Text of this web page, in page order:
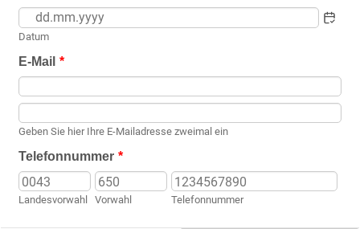
Datum
E-Mail *
Confirmation Email
Geben Sie hier Ihre E-Mailadresse zweimal ein
Telefonnummer *
Landesvorwahl Vorwahl Telefonnummer